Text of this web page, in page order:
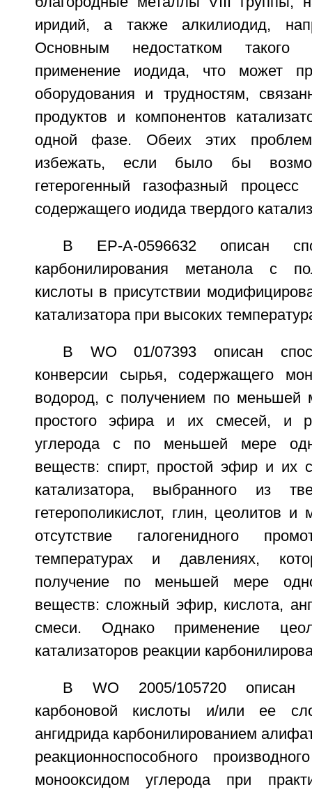
иридий, а также алкилиодид,
Основным недостатком такого
применение иодида, что может
оборудования и трудностям,
продуктов и компонентов
одной фазе. Обеих этих
избежать, если было бы
гетерогенный газофазный
содержащего иодида твердого
В ЕР-А-0596632 описан
карбонилирования метанола с
кислоты в присутствии
катализатора при высоких
В WO 01/07393 описан
конверсии сырья, содержащего
водород, с получением по меньшей
простого эфира и их смесей, и
углерода с по меньшей мере
веществ: спирт, простой эфир и их
катализатора, выбранного из
гетерополикислот, глин, цеолитов и
отсутствие галогенидного
температурах и давлениях,
получение по меньшей мере
веществ: сложный эфир, кислота,
смеси. Однако применение
катализаторов реакции
В WO 2005/105720 описан
карбоновой кислоты и/или ее
ангидрида карбонилированием
реакционноспособного
монооксидом углерода при